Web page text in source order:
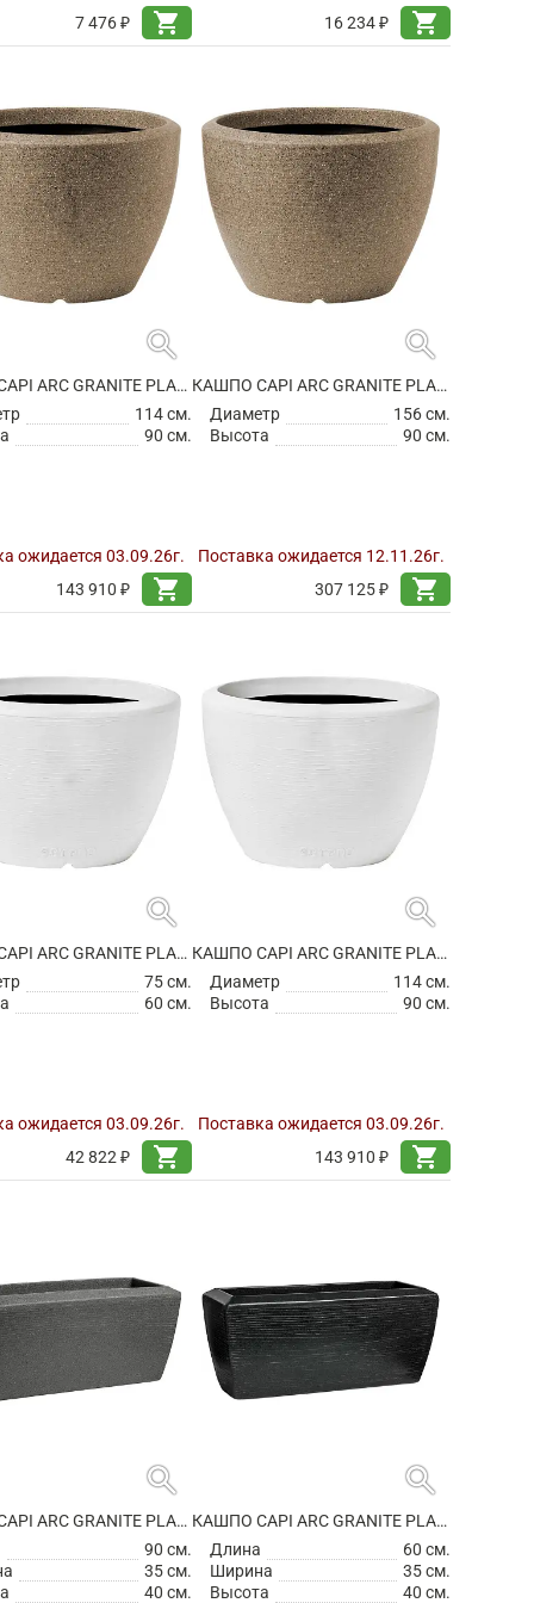
7 476 ₽
shopping_cart
16 234 ₽
shopping_cart
search
КАШПО CAPI ARC GRANITE PLANTER BALL WARM TAUPE
114 см.
90 см.
ожидается 03.09.26г.
143 910 ₽
shopping_cart
search
КАШПО CAPI ARC GRANITE PLANTER BALL WARM TAUPE
Диаметр
156 см.
Высота
90 см.
Поставка ожидается 12.11.26г.
307 125 ₽
shopping_cart
search
КАШПО CAPI ARC GRANITE PLANTER BALL WHITE
75 см.
60 см.
ожидается 03.09.26г.
42 822 ₽
shopping_cart
search
КАШПО CAPI ARC GRANITE PLANTER BALL WHITE
Диаметр
114 см.
Высота
90 см.
Поставка ожидается 03.09.26г.
143 910 ₽
shopping_cart
search
КАШПО CAPI ARC GRANITE PLANTER RECTANGLE ANTHRACITE
90 см.
35 см.
40 см.
search
КАШПО CAPI ARC GRANITE PLANTER RECTANGLE BLACK
Длина
60 см.
Ширина
35 см.
Высота
40 см.